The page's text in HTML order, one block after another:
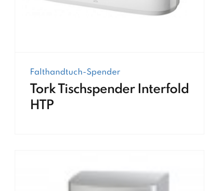
Falthandtuch-Spender
Tork Tischspender Interfold
HTP